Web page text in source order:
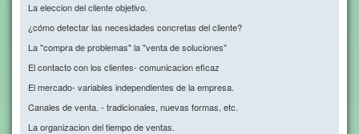
La eleccion del cliente objetivo.
¿cómo detectar las necesidades concretas del cliente?
La "compra de problemas" la "venta de soluciones"
El contacto con los clientes- comunicacion eficaz
El mercado- variables independientes de la empresa.
Canales de venta. - tradicionales, nuevas formas, etc.
La organizacion del tiempo de ventas.